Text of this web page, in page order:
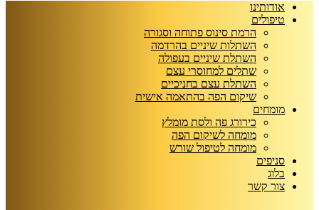
אודותינו
טיפולים
הרמת סינוס פתוחה וסגורה
השתלות שיניים בהרדמה
השתלת שיניים בעפולה
שתלים למחוסרי עצם
השתלת עצם בחניכיים
שיקום הפה בהתאמה אישית
מומחים
כירורג פה ולסת מומלץ
מומחה לשיקום הפה
מומחה לטיפול שורש
סניפים
בלוג
צור קשר